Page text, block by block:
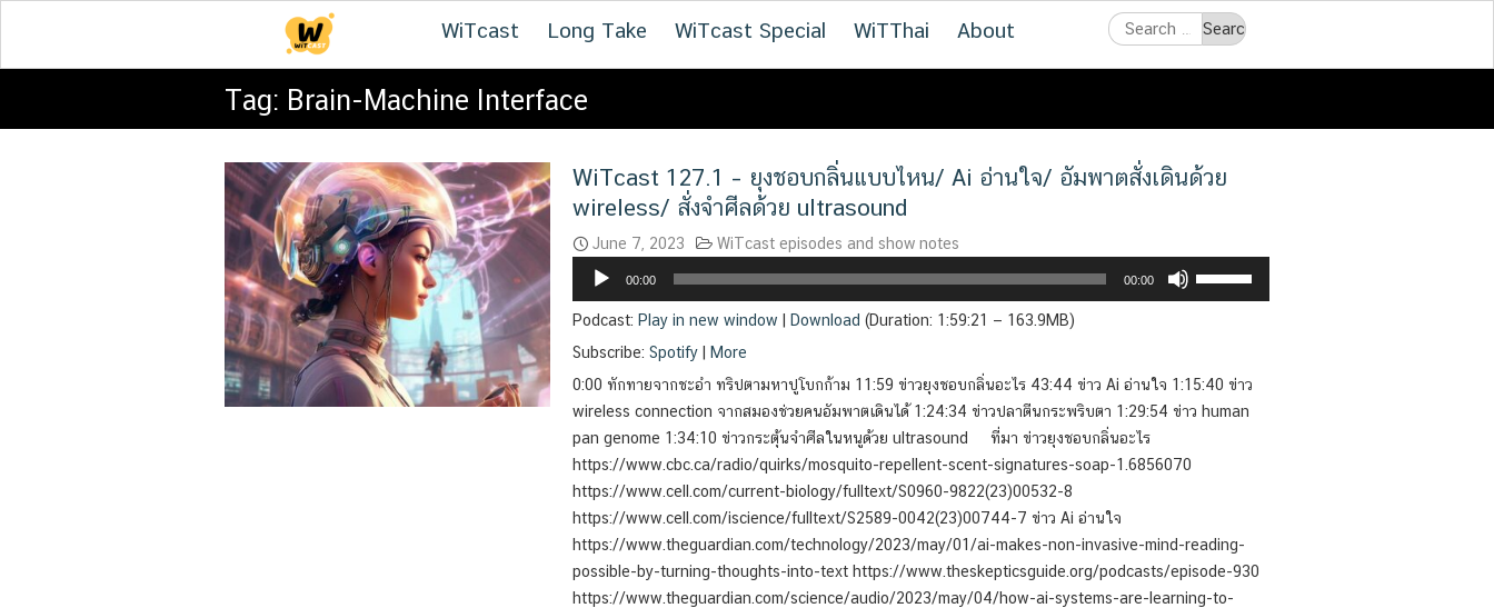
content
WiTcast Long Take WiTcast Special WiTThai About
Search
for:
Tag: Brain-Machine Interface
WiTcast 127.1 – ยุงชอบกลิ่นแบบไหน/ Ai อ่านใจ/ อัมพาตสั่งเดินด้วย
wireless/ สั่งจำศีลด้วย ultrasound
June 7, 2023 WiTcast episodes and show notes
Audio
00:00 00:00
to
increase
Podcast: Play in new window Download (Duration: 1:59:21 — 163.9MB)
Subscribe:Spotify
More
0:00 ทักทายจากชะอำ ทริปตามหาปูโบกก้าม 11:59 ข่าวยุงชอบกลิ่นอะไร 43:44 ข่าว Ai อ่านใจ 1:15:40 ข่าว
wireless connection จากสมองช่วยคนอัมพาตเดินได้ 1:24:34 ข่าวปลาตีนกระพริบตา 1:29:54 ข่าว human
pan genome 1:34:10 ข่าวกระตุ้นจำศีลในหนูด้วย ultrasound ที่มา ข่าวยุงชอบกลิ่นอะไร
https://www.cbc.ca/radio/quirks/mosquito-repellent-scent-signatures-soap-1.6856070
https://www.cell.com/current-biology/fulltext/S0960-9822(23)00532-8
https://www.cell.com/iscience/fulltext/S2589-0042(23)00744-7 ข่าว Ai อ่านใจ
https://www.theguardian.com/technology/2023/may/01/ai-makes-non-invasive-mind-reading-
possible-by-turning-thoughts-into-text https://www.theskepticsguide.org/podcasts/episode-930
https://www.theguardian.com/science/audio/2023/may/04/how-ai-systems-are-learning-to-